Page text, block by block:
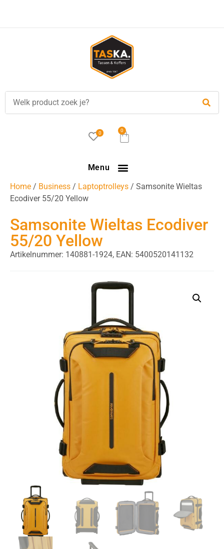
besteld, is vandaag verzonden!
0 0
Menu
Home / Business / Laptoptrolleys / Samsonite Wieltas
Ecodiver 55/20 Yellow
Samsonite Wieltas Ecodiver
55/20 Yellow
Artikelnummer: 140881-1924, EAN: 5400520141132